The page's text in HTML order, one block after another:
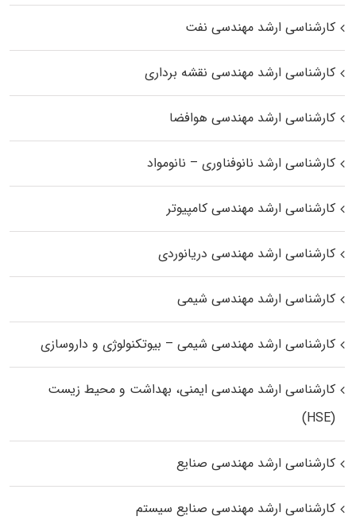
کارشناسی ارشد مهندسی نفت
کارشناسی ارشد مهندسی نقشه برداری
کارشناسی ارشد مهندسی هوافضا
کارشناسی ارشد نانوفناوری – نانومواد
کارشناسی ارشد مهندسی کامپیوتر
کارشناسی ارشد مهندسی دریانوردی
کارشناسی ارشد مهندسی شیمی
کارشناسی ارشد مهندسی شیمی – بیوتکنولوژی و داروسازی
کارشناسی ارشد مهندسی ایمنی، بهداشت و محیط زیست
(HSE)
کارشناسی ارشد مهندسی صنایع
کارشناسی ارشد مهندسی صنایع سیستم